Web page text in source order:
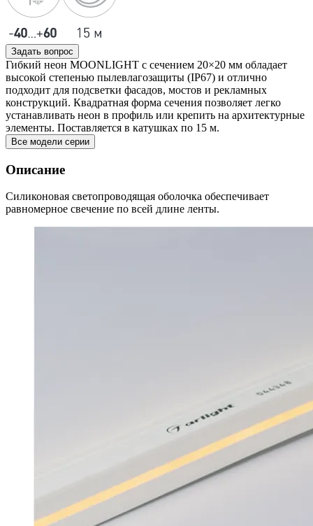
Задать вопрос
Гибкий неон MOONLIGHT с сечением 20×20 мм обладает
высокой степенью пылевлагозащиты (IP67) и отлично
подходит для подсветки фасадов, мостов и рекламных
конструкций. Квадратная форма сечения позволяет легко
устанавливать неон в профиль или крепить на архитектурные
элементы. Поставляется в катушках по 15 м.
Все модели серии
Описание
Силиконовая светопроводящая оболочка обеспечивает
равномерное свечение по всей длине ленты.